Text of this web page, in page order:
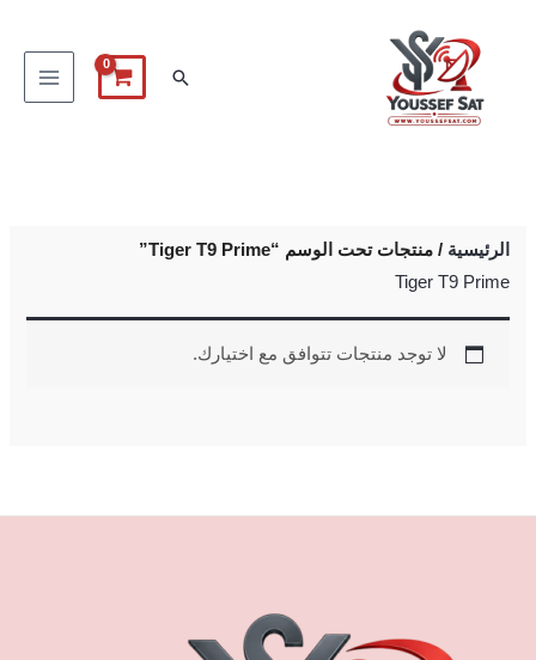
البحث
الرئيسية / منتجات تحت الوسم “Tiger T9 Prime”
Tiger T9 Prime
لا توجد منتجات تتوافق مع اختيارك.